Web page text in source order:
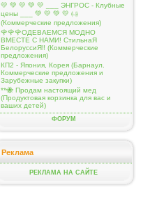
💛 💚 💛 💚 💛 ___ ЭНГРОС - Клубные
цены ___ 💚 💛 💚 💛 ㈏
(Коммерческие предложения)
🌹🌹🌹ОДЕВАЕМСЯ МОДНО
ВМЕСТЕ С НАМИ! СтильнаЯ
БелоруссиЯ‼ (Коммерческие
предложения)
КП2 - Япония, Корея (Барнаул.
Коммерческие предложения и
Зарубежные закупки)
**🐝 Продам настоящий мед
(Продуктовая корзинка для вас и
ваших детей)
ФОРУМ
Реклама
РЕКЛАМА НА САЙТЕ